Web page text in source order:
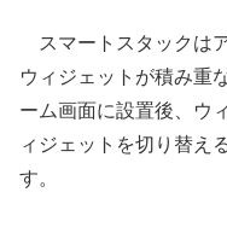
スマートスタックは
ウィジェットが積み重
ーム画面に設置後、ウ
ィジェットを切り替え
す。